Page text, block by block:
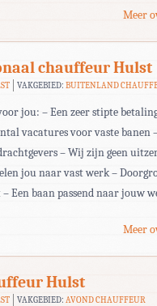
Meer
chauffeur Hulst
VAKGEBIED:BUITENLAND
jou: – Een zeer stipte
vacatures voor vaste banen
– Wij zijn geen
jou naar vast werk –
Een baan passend naar jouw
Meer
Hulst
VAKGEBIED:AVOND CHAUFFEUR